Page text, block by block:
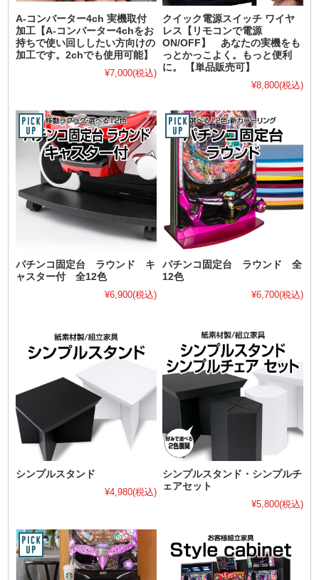
A-コンバーター4ch 実機取付
加工【A-コンバーター4chをお
持ちで使い回ししたい方向けの
加工です。2chでも使用可能】
¥7,000(税込)
クイック電源スイッチ ワイヤ
レス【リモコンで電源
ON/OFF】 あなたの実機をも
っとかっこよく。もっと便利
に。 【単品販売可】
¥8,800(税込)
パチンコ固定台 ラウンド キ
ャスター付 全12色
¥6,900(税込)
パチンコ固定台 ラウンド 全
12色
¥6,700(税込)
シンプルスタンド
¥4,980(税込)
シンプルスタンド・シンプルチ
ェアセット
¥5,800(税込)